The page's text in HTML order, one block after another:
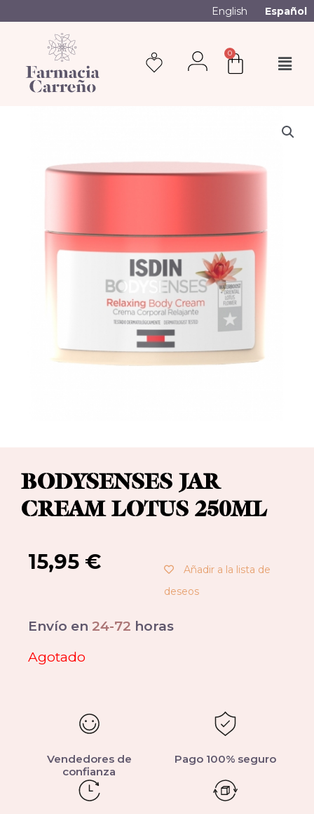
English Español
0
BODYSENSES JAR
CREAM LOTUS 250ML
15,95 €
Añadir a la lista de
deseos
Envío en 24-72 horas
Agotado
Vendedores de
confianza
Pago 100% seguro